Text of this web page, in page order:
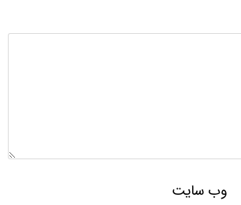
وب‌ سایت